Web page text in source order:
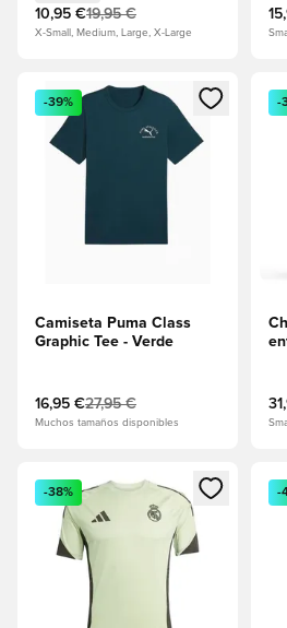
10,95 €19,95 €
X-Small, Medium, Large, X-Large
Abre un modal para iniciar
-39%
Camiseta Puma Class
Graphic Tee - Verde
16,95 €27,95 €
Muchos tamaños disponibles
-
Abre un modal para iniciar
-38% -